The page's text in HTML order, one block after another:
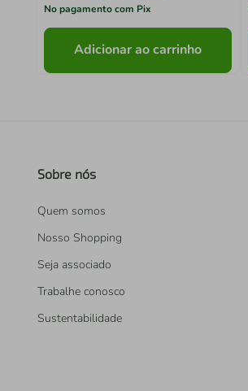
No pagamento com Pix
Adicionar ao carrinho
Sobre nós
Quem somos
Nosso Shopping
Seja associado
Trabalhe conosco
Sustentabilidade